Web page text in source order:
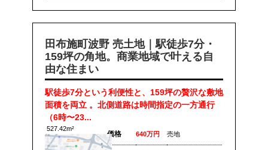
田布施町波野 売土地｜駅徒歩7分・
159坪の角地。商業地域で叶える自
由な住まい
駅徒歩7分という利便性と、159坪の贅沢な敷地
面積を両立 。北側道路は時間指定の一方通行
（6時〜23...
527.42m²
価格 640万円 売地